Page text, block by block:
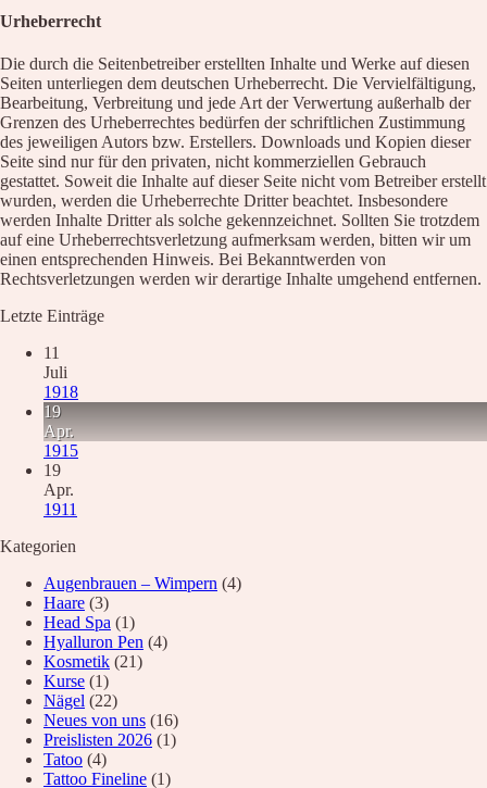
Urheberrecht
Die durch die Seitenbetreiber erstellten Inhalte und Werke auf diesen
Seiten unterliegen dem deutschen Urheberrecht. Die Vervielfältigung,
Bearbeitung, Verbreitung und jede Art der Verwertung außerhalb der
Grenzen des Urheberrechtes bedürfen der schriftlichen Zustimmung
des jeweiligen Autors bzw. Erstellers. Downloads und Kopien dieser
Seite sind nur für den privaten, nicht kommerziellen Gebrauch
gestattet. Soweit die Inhalte auf dieser Seite nicht vom Betreiber erstellt
wurden, werden die Urheberrechte Dritter beachtet. Insbesondere
werden Inhalte Dritter als solche gekennzeichnet. Sollten Sie trotzdem
auf eine Urheberrechtsverletzung aufmerksam werden, bitten wir um
einen entsprechenden Hinweis. Bei Bekanntwerden von
Rechtsverletzungen werden wir derartige Inhalte umgehend entfernen.
Letzte Einträge
11
Juli
1918
19
Apr.
1915
19
Apr.
1911
Kategorien
Augenbrauen – Wimpern (4)
Haare (3)
Head Spa (1)
Hyalluron Pen (4)
Kosmetik (21)
Kurse (1)
Nägel (22)
Neues von uns (16)
Preislisten 2026 (1)
Tatoo (4)
Tattoo Fineline (1)